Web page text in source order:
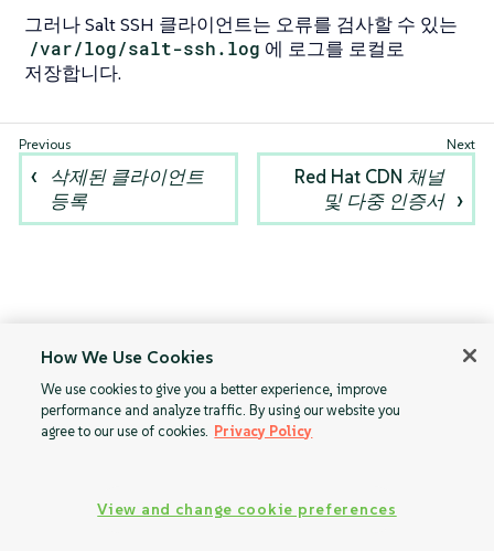
그러나 Salt SSH 클라이언트는 오류를 검사할 수 있는
/var/log/salt-ssh.log 에 로그를 로컬로
저장합니다.
삭제된 클라이언트
등록
Red Hat CDN 채널
및 다중 인증서
How We Use Cookies
We use cookies to give you a better experience, improve
performance and analyze traffic. By using our website you
agree to our use of cookies. Privacy Policy
View and change cookie preferences